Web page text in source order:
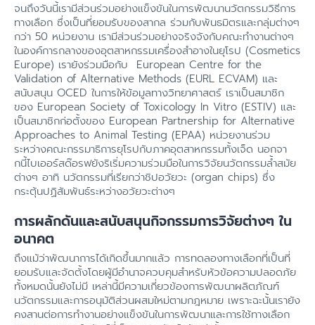
จนถึงวันนี้เรามีส่วนร่วมอย่างแข็งขันในการพัฒนานวัตกรรมวิธีการ
ทางเลือก ซึ่งเป็นที่ยอมรับของสากล ร่วมกับพันธมิตรและกลุ่มต่างๆ
กว่า 50 หน่วยงาน เรามีส่วนร่วมอย่างจริงจังกับคณะทำงานต่างๆ
ในองค์การกลางของอุตสาหกรรมเครื่องสำอางในยุโรป (Cosmetics
Europe) เรายังร่วมมือกับ European Centre for the
Validation of Alternative Methods (EURL ECVAM) และ
สนับสนุน OCED ในการให้ข้อมูลทางวิทยาศาสตร์ เราเป็นสมาชิก
ของ European Society of Toxicology In Vitro (ESTIV) และ
เป็นสมาชิกก่อตั้งของ European Partnership for Alternative
Approaches to Animal Testing (EPAA) หน่วยงานร่วม
ระหว่างคณะกรรมาธิการยุโรปกับภาคอุตสาหกรรมทั้งเจ็ด นอกจา
กนี้ไบเออร์สด๊อรฟยังริเริ่มความร่วมมือในการวิจัยนวัตกรรมล้ำสมัย
ต่างๆ อาทิ นวัตกรรมที่เรียกว่าชิปอวัยวะ (organ chips) ซึ่ง
กระตุ้นปฏิสัมพันธ์ระหว่างอวัยวะต่างๆ
การผลักดันและสนับสนุนกิจกรรมการวิจัยต่างๆ ใน
อนาคต
ถึงแม้ว่าพัฒนาการได้เกิดขึ้นมากแล้ว การทดลองทางเลือกที่เป็นที่
ยอมรับและจัดตั้งโดยผู้มีอำนาจควบคุมสำหรับหัวข้อความปลอดภัย
ทั้งหมดนั้นยังไม่มี เหล่านี้มีความเกี่ยวข้องการพัฒนาผลิตภัณฑ์
นวัตกรรมและการอนุมัติส่วนผสมใหม่ตามกฎหมาย เพราะฉะนั้นเรายัง
คงสานต่อการทำงานอย่างแข็งขันในการพัฒนาและการใช้ทางเลือก